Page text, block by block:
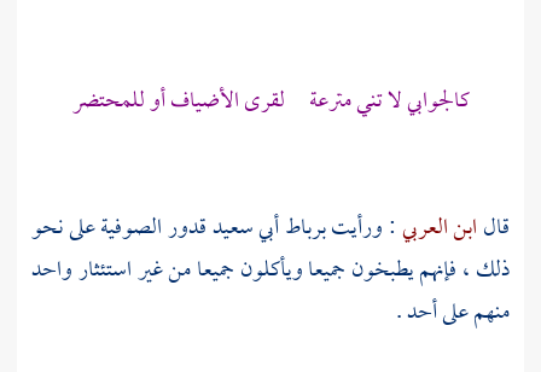
كالجوابي لا تني مترعة لقرى الأضياف أو للمحتضر
قالابن العربي: ورأيت برباطأبي سعيدقدور الصوفية على نحو
ذلك ، فإنهم يطبخون جميعا ويأكلون جميعا من غير استئثار واحد
منهم على أحد .